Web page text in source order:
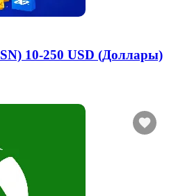
10-250 USD (Доллары)